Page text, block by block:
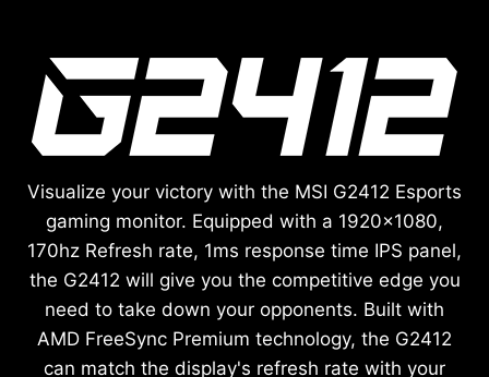
Visualize your victory with the MSI G2412 Esports
gaming monitor. Equipped with a 1920x1080,
170hz Refresh rate, 1ms response time IPS panel,
the G2412 will give you the competitive edge you
need to take down your opponents. Built with
AMD FreeSync Premium technology, the G2412
can match the display's refresh rate with your